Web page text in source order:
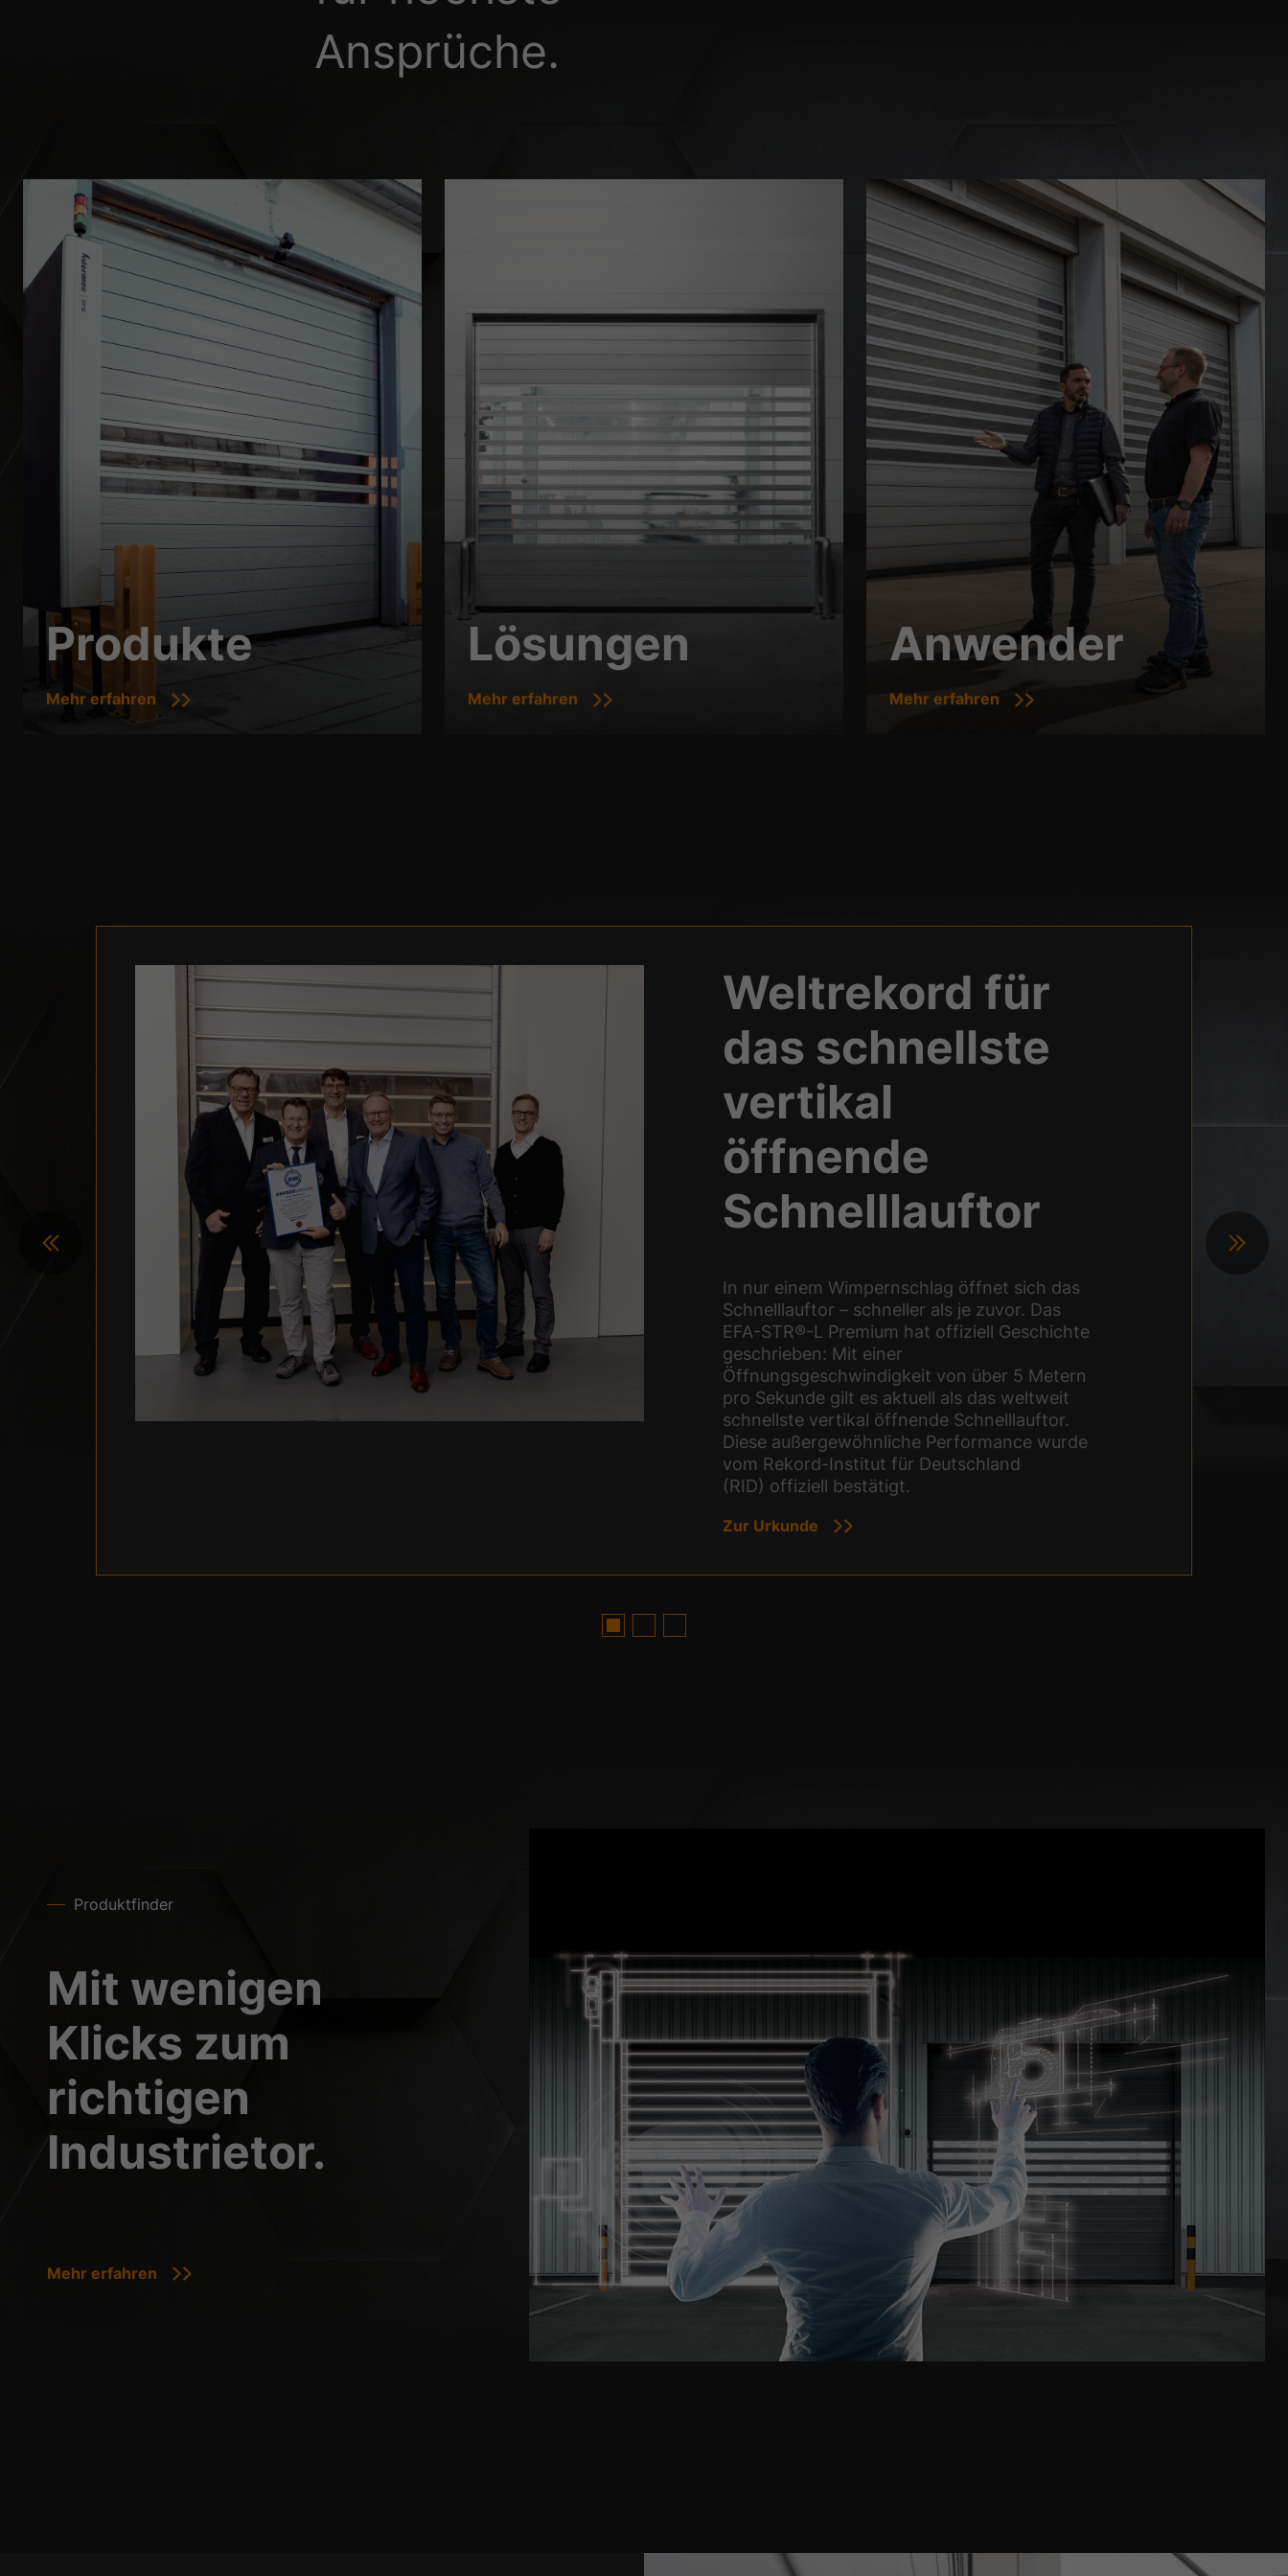
Ansprüche.
Produkte
Mehr erfahren
Lösungen
Mehr erfahren
Anwender
Mehr erfahren
Weltrekord für
das schnellste
vertikal
öffnende
Schnelllauftor
In nur einem Wimpernschlag öffnet sich das
Schnelllauftor – schneller als je zuvor. Das
EFA-STR®-L Premium hat offiziell Geschichte
geschrieben: Mit einer
Öffnungsgeschwindigkeit von über 5 Metern
pro Sekunde gilt es aktuell als das weltweit
schnellste vertikal öffnende Schnelllauftor.
Diese außergewöhnliche Performance wurde
vom Rekord-Institut für Deutschland
(RID) offiziell bestätigt.
Zur Urkunde
Produktfinder
Mit wenigen
Klicks zum
richtigen
Industrietor.
Mehr erfahren
Essenziell (1)
Essenzielle Cookies ermöglichen grundlegende Funktionen und sind für die einwandfreie Funktion der Website erforderlich.
Cookie-Informationen anzeigen
Externe Medien (2) Externe Medien
Inhalte von Videoplattformen und Social-Media-Plattformen werden standardmäßig blockiert. Wenn Cookies von externen
Medien akzeptiert werden, bedarf der Zugriff auf diese Inhalte keiner manuellen Einwilligung mehr.
Datenschutzerklärung Impressum